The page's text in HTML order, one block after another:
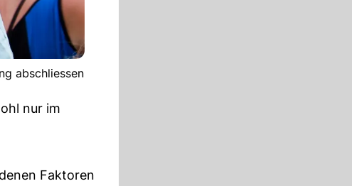
abschliessen
nur im
Faktoren